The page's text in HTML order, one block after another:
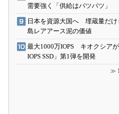
需要強く「供給はパツパツ」
日本を資源大国へ 埋蔵量だけ
島レアアース泥の価値
最大1000万IOPS キオクシアが
IOPS SSD」第1弾を開発
≫